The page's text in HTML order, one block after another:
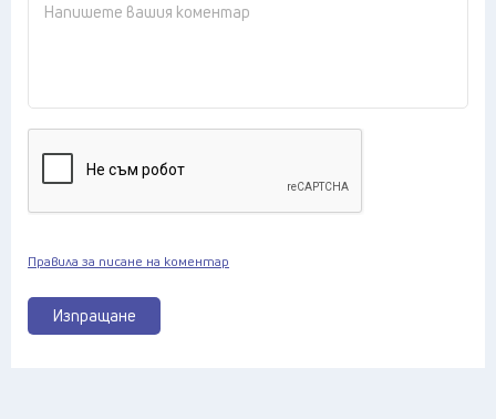
Изпращане
Правила за писане на коментар